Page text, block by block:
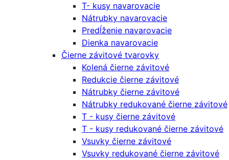
T- kusy navarovacie
Nátrubky navarovacie
Predĺženie navarovacie
Dienka navarovacie
Čierne závitové tvarovky
Kolená čierne závitové
Redukcie čierne závitové
Nátrubky čierne závitové
Nátrubky redukované čierne závitové
T - kusy čierne závitové
T - kusy redukované čierne závitové
Vsuvky čierne závitové
Vsuvky redukované čierne závitové